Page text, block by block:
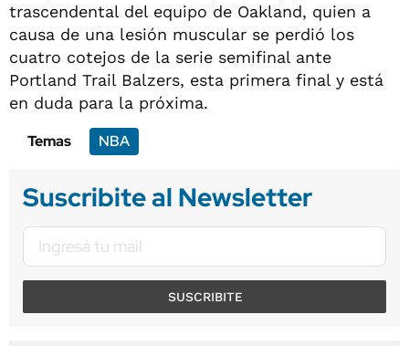
trascendental del equipo de Oakland, quien a
causa de una lesión muscular se perdió los
cuatro cotejos de la serie semifinal ante
Portland Trail Balzers, esta primera final y está
en duda para la próxima.
Temas
NBA
Suscribite al Newsletter
SUSCRIBITE